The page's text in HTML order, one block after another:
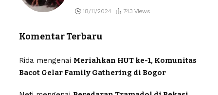
18/11/2024 743 Views
Komentar Terbaru
Rida mengenai Meriahkan HUT ke-1, Komunitas
Bacot Gelar Family Gathering di Bogor